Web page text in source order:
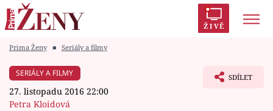
ŽIVĚ
Módní alarm
Prima Ženy ■ Seriály a filmy
SERIÁLY A FILMY
27. listopadu 2016 22:00
Petra Kloidová
SDÍLET